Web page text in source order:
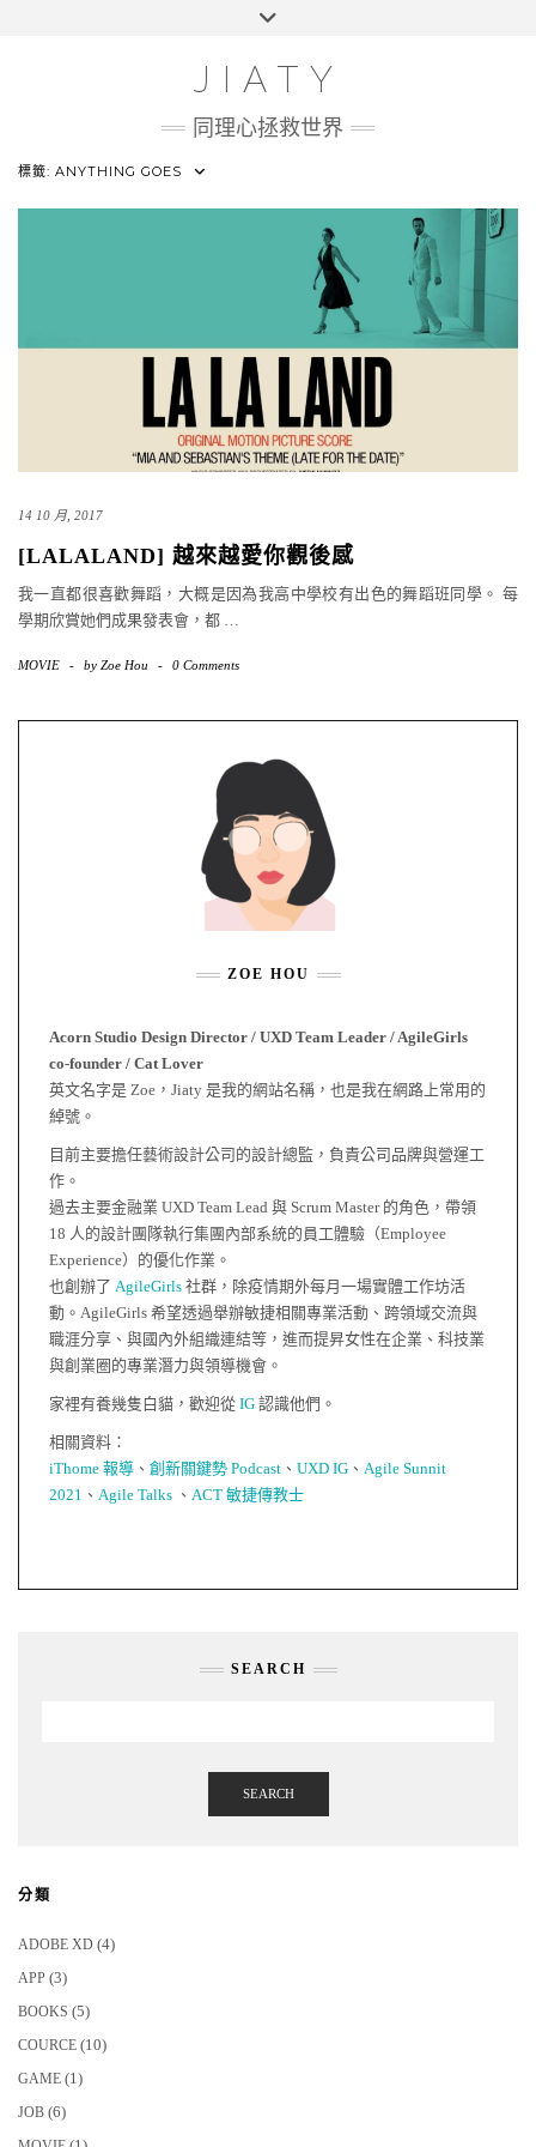
HOME
ABOUT
JIATY
同理心拯救世界
標籤: ANYTHING GOES
14 10 月, 2017
[LALALAND] 越來越愛你觀後感
我一直都很喜歡舞蹈，大概是因為我高中學校有出色的舞蹈班同學。 每
學期欣賞她們成果發表會，都 …
MOVIE - by Zoe Hou - 0 Comments
ZOE HOU
Acorn Studio Design Director / UXD Team Leader / AgileGirls
co-founder / Cat Lover
英文名字是 Zoe，Jiaty 是我的網站名稱，也是我在網路上常用的
綽號。
目前主要擔任藝術設計公司的設計總監，負責公司品牌與營運工
作。
過去主要金融業 UXD Team Lead 與 Scrum Master 的角色，帶領
18 人的設計團隊執行集團內部系統的員工體驗（Employee
Experience）的優化作業。
也創辦了 AgileGirls 社群，除疫情期外每月一場實體工作坊活
動。AgileGirls 希望透過舉辦敏捷相關專業活動、跨領域交流與
職涯分享、與國內外組織連結等，進而提昇女性在企業、科技業
與創業圈的專業潛力與領導機會。
家裡有養幾隻白貓，歡迎從 IG 認識他們。
相關資料：
iThome 報導 、 創新關鍵勢 Podcast 、 UXD IG 、 Agile Sunnit
2021 、 Agile Talks 、 ACT 敏捷傳教士
SEARCH
SEARCH
分類
ADOBE XD (4)
APP (3)
BOOKS (5)
COURCE (10)
GAME (1)
JOB (6)